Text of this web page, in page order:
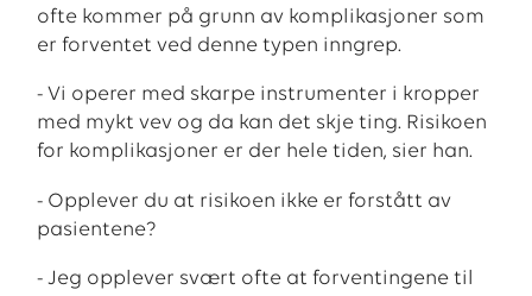
ofte kommer på grunn av komplikasjoner som
er forventet ved denne typen inngrep.
- Vi operer med skarpe instrumenter i kropper
med mykt vev og da kan det skje ting. Risikoen
for komplikasjoner er der hele tiden, sier han.
- Opplever du at risikoen ikke er forstått av
pasientene?
- Jeg opplever svært ofte at forventingene til